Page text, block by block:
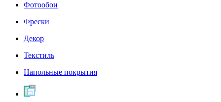
Фотообои
Фрески
Декор
Текстиль
Напольные покрытия